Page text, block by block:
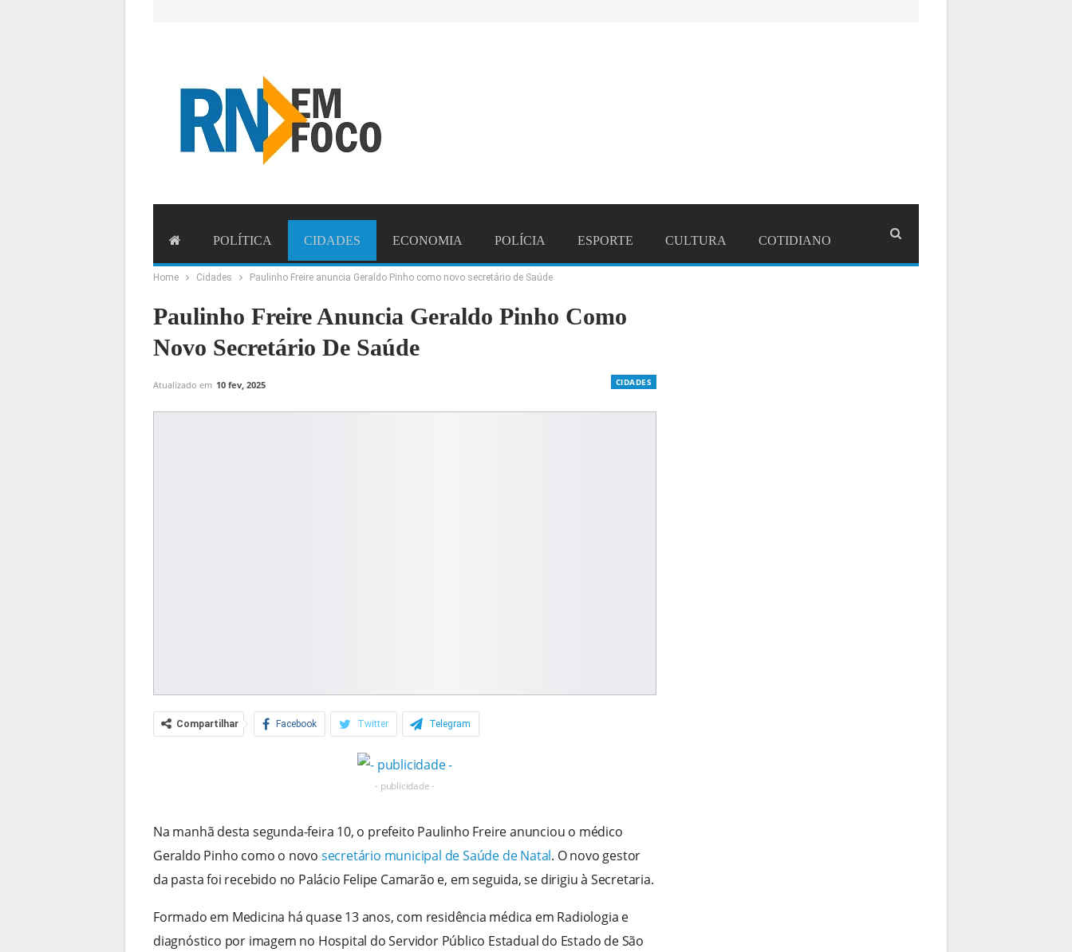
POLÍTICA CIDADES ECONOMIA POLÍCIA ESPORTE CULTURA COTIDIANO
ESTADO BRASIL MUNDO CONTATO
Home Cidades Paulinho Freire anuncia Geraldo Pinho como novo secretário de Saúde
Paulinho Freire Anuncia Geraldo Pinho Como
Novo Secretário De Saúde
CIDADES
Atualizado em 10 fev, 2025
Compartilhar Facebook Twitter Telegram
- publicidade -
Na manhã desta segunda-feira 10, o prefeito Paulinho Freire anunciou o médico
Geraldo Pinho como o novo secretário municipal de Saúde de Natal. O novo gestor
da pasta foi recebido no Palácio Felipe Camarão e, em seguida, se dirigiu à Secretaria.
Formado em Medicina há quase 13 anos, com residência médica em Radiologia e
diagnóstico por imagem no Hospital do Servidor Público Estadual do Estado de São